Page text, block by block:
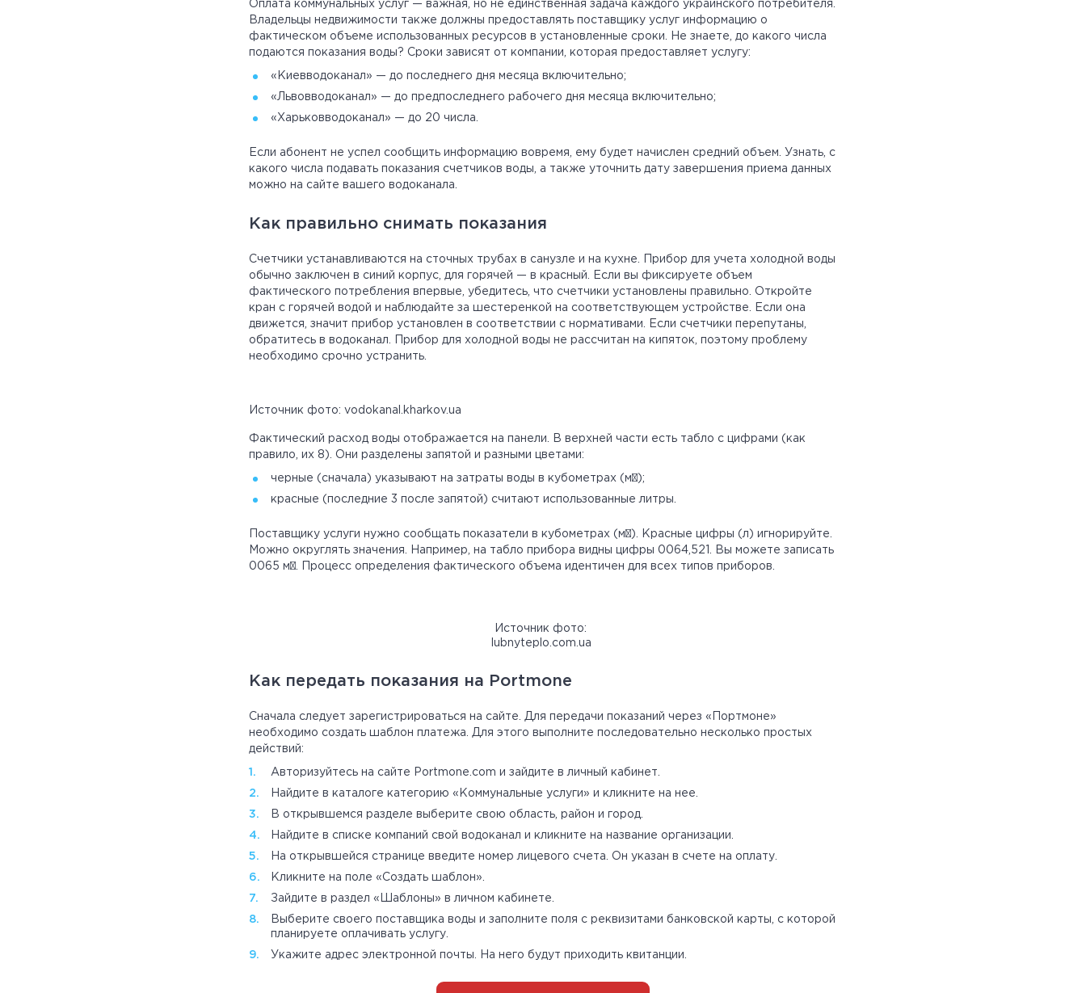
Оплата коммунальных услуг — важная, но не единственная задача каждого украинского потребителя.
Владельцы недвижимости также должны предоставлять поставщику услуг информацию о
фактическом объеме использованных ресурсов в установленные сроки. Не знаете, до какого числа
подаются показания воды? Сроки зависят от компании, которая предоставляет услугу:
«Киевводоканал» — до последнего дня месяца включительно;
«Львовводоканал» — до предпоследнего рабочего дня месяца включительно;
«Харьковводоканал» — до 20 числа.
Если абонент не успел сообщить информацию вовремя, ему будет начислен средний объем. Узнать, с
какого числа подавать показания счетчиков воды, а также уточнить дату завершения приема данных
можно на сайте вашего водоканала.
Как правильно снимать показания
Счетчики устанавливаются на сточных трубах в санузле и на кухне. Прибор для учета холодной воды
обычно заключен в синий корпус, для горячей — в красный. Если вы фиксируете объем
фактического потребления впервые, убедитесь, что счетчики установлены правильно. Откройте
кран с горячей водой и наблюдайте за шестеренкой на соответствующем устройстве. Если она
движется, значит прибор установлен в соответствии с нормативами. Если счетчики перепутаны,
обратитесь в водоканал. Прибор для холодной воды не рассчитан на кипяток, поэтому проблему
необходимо срочно устранить.
Источник фото: vodokanal.kharkov.ua
Фактический расход воды отображается на панели. В верхней части есть табло с цифрами (как
правило, их 8). Они разделены запятой и разными цветами:
черные (сначала) указывают на затраты воды в кубометрах (м³);
красные (последние 3 после запятой) считают использованные литры.
Поставщику услуги нужно сообщать показатели в кубометрах (м³). Красные цифры (л) игнорируйте.
Можно округлять значения. Например, на табло прибора видны цифры 0064,521. Вы можете записать
0065 м³. Процесс определения фактического объема идентичен для всех типов приборов.
Источник фото:
lubnyteplo.com.ua
Как передать показания на Portmone
Сначала следует зарегистрироваться на сайте. Для передачи показаний через «Портмоне»
необходимо создать шаблон платежа. Для этого выполните последовательно несколько простых
действий:
Авторизуйтесь на сайте Portmone.com и зайдите в личный кабинет.
Найдите в каталоге категорию «Коммунальные услуги» и кликните на нее.
В открывшемся разделе выберите свою область, район и город.
Найдите в списке компаний свой водоканал и кликните на название организации.
На открывшейся странице введите номер лицевого счета. Он указан в счете на оплату.
‎Кликните на поле «Создать шаблон».
Зайдите в раздел «Шаблоны» в личном кабинете.
Выберите своего поставщика воды и заполните поля с реквизитами банковской карты, с которой
планируете оплачивать услугу.
Укажите адрес электронной почты. На него будут приходить квитанции.